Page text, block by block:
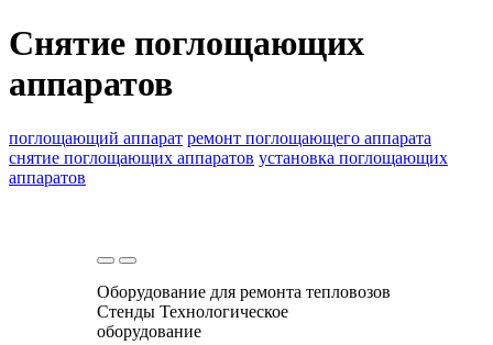
Снятие поглощающих
аппаратов
поглощающий аппарат ремонт поглощающего аппарата
снятие поглощающих аппаратов установка поглощающих
аппаратов
Оборудование для ремонта тепловозов
Стенды Технологическое
оборудование